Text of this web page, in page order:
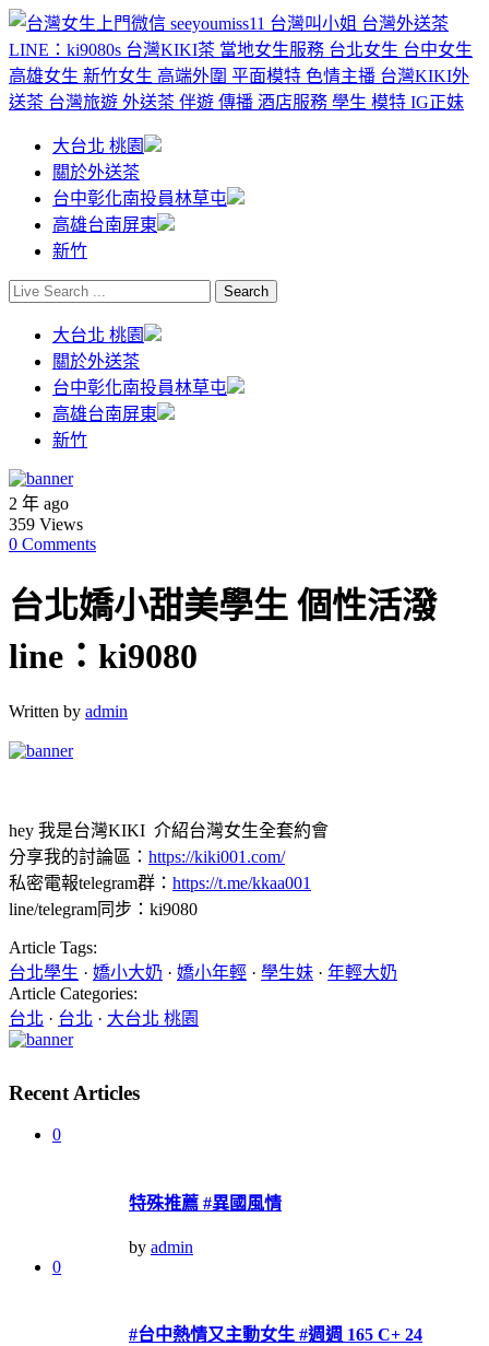
大台北 桃園
關於外送茶
台中彰化南投員林草屯
高雄台南屏東
新竹
大台北 桃園
關於外送茶
台中彰化南投員林草屯
高雄台南屏東
新竹
2 年 ago
359 Views
0 Comments
台北嬌小甜美學生 個性活潑
line：ki9080
Written by admin
hey 我是台灣KIKI 介紹台灣女生全套約會
分享我的討論區： https://kiki001.com/
私密電報telegram群： https://t.me/kkaa001
line/telegram同步：ki9080
Article Tags:
台北學生 · 嬌小大奶 · 嬌小年輕 · 學生妹 · 年輕大奶
Article Categories:
台北 · 台北 · 大台北 桃園
Recent Articles
0
特殊推薦 #異國風情
by admin
0
#台中熱情又主動女生 #週週 165 C+ 24